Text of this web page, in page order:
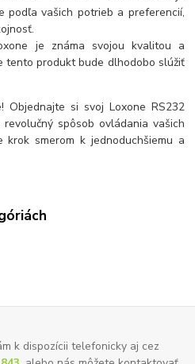
podľa vašich potrieb a preferencií,
je známa svojou kvalitou a
tento produkt bude dlhodobo slúžiť
Objednajte si svoj Loxone RS232
spôsob ovládania vašich
krok smerom k jednoduchšiemu a
k dispozícii telefonicky aj cez